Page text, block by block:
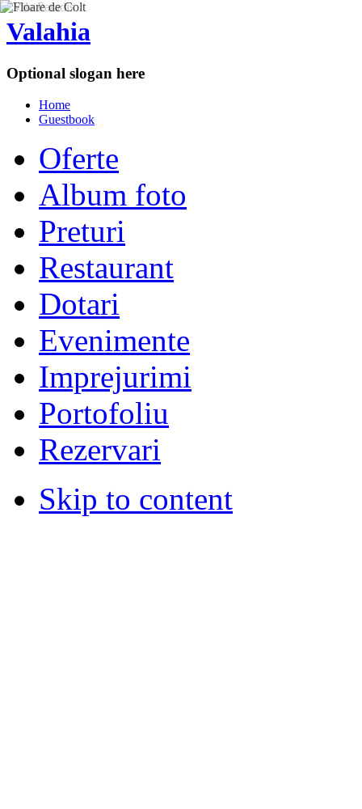
Valahia
Optional slogan here
Home
Guestbook
Oferte
Album foto
Preturi
Restaurant
Dotari
Evenimente
Imprejurimi
Portofoliu
Rezervari
Skip to content